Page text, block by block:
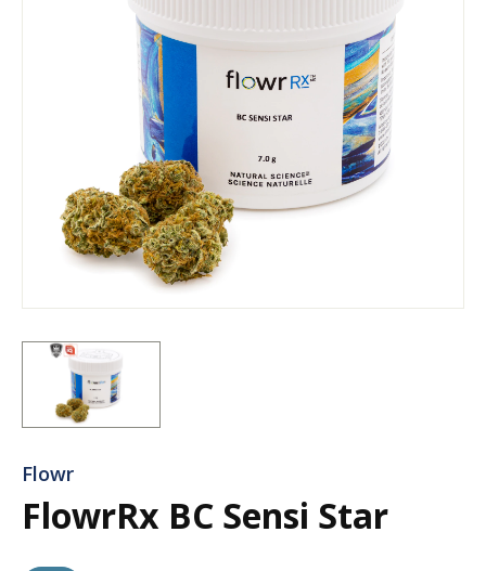
Flowr
FlowrRx BC Sensi Star